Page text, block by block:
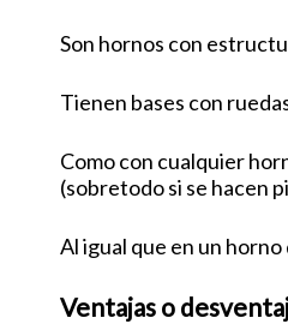
Son hornos con
Tienen bases con
Como con cualquier
(sobretodo si se hacen
Al igual que en un
Ventajas o